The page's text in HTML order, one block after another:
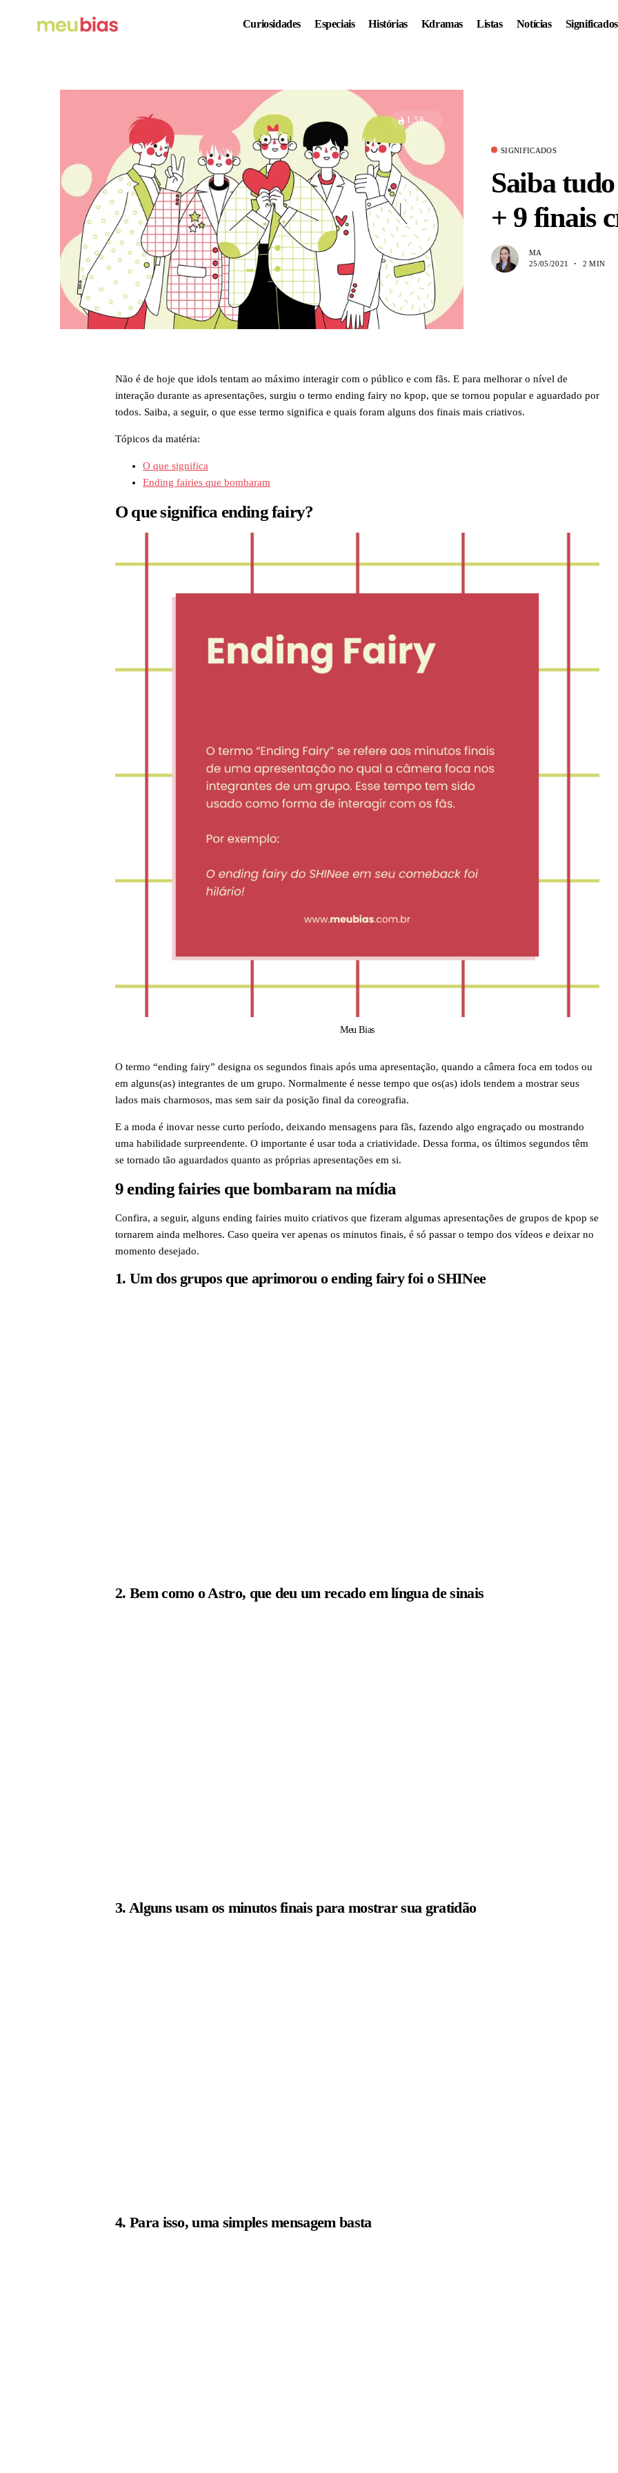
Curiosidades Especiais Histórias Kdramas Listas Notícias Significados
1.5K
SIGNIFICADOS
Saiba
+ 9 finais
MA
25/05/2021
2 MIN
Não é de hoje que idols tentam ao máximo interagir com o público e com fãs. E para melhorar o nível de
interação durante as apresentações, surgiu o termo ending fairy no kpop, que se tornou popular e aguardado por
todos. Saiba, a seguir, o que esse termo significa e quais foram alguns dos finais mais criativos.
Tópicos da matéria:
O que significa
Ending fairies que bombaram
O que significa ending fairy?
Meu Bias
O termo “ending fairy” designa os segundos finais após uma apresentação, quando a câmera foca em todos ou
em alguns(as) integrantes de um grupo. Normalmente é nesse tempo que os(as) idols tendem a mostrar seus
lados mais charmosos, mas sem sair da posição final da coreografia.
E a moda é inovar nesse curto período, deixando mensagens para fãs, fazendo algo engraçado ou mostrando
uma habilidade surpreendente. O importante é usar toda a criatividade. Dessa forma, os últimos segundos têm
se tornado tão aguardados quanto as próprias apresentações em si.
9 ending fairies que bombaram na mídia
Confira, a seguir, alguns ending fairies muito criativos que fizeram algumas apresentações de grupos de kpop se
tornarem ainda melhores. Caso queira ver apenas os minutos finais, é só passar o tempo dos vídeos e deixar no
momento desejado.
1. Um dos grupos que aprimorou o ending fairy foi o SHINee
2. Bem como o Astro, que deu um recado em língua de sinais
3. Alguns usam os minutos finais para mostrar sua gratidão
4. Para isso, uma simples mensagem basta